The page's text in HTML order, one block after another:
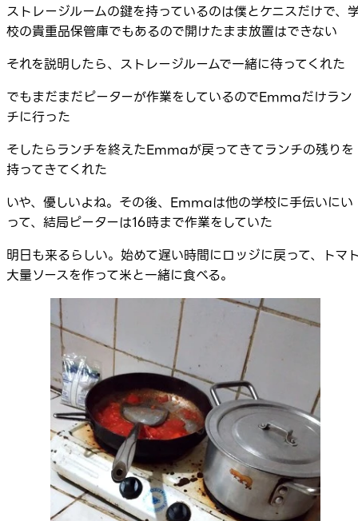
ストレージルームの鍵を持っているのは僕とケニスだけで、
校の貴重品保管庫でもあるので開けたまま放置はできない
それを説明したら、ストレージルームで一緒に待ってくれた
でもまだまだピーターが作業をしているのでEmmaだけラン
チに行った
そしたらランチを終えたEmmaが戻ってきてランチの残りを
持ってきてくれた
いや、優しいよね。その後、Emmaは他の学校に手伝いにい
って、結局ピーターは16時まで作業をしていた
明日も来るらしい。始めて遅い時間にロッジに戻って、トマ
大量ソースを作って米と一緒に食べる。